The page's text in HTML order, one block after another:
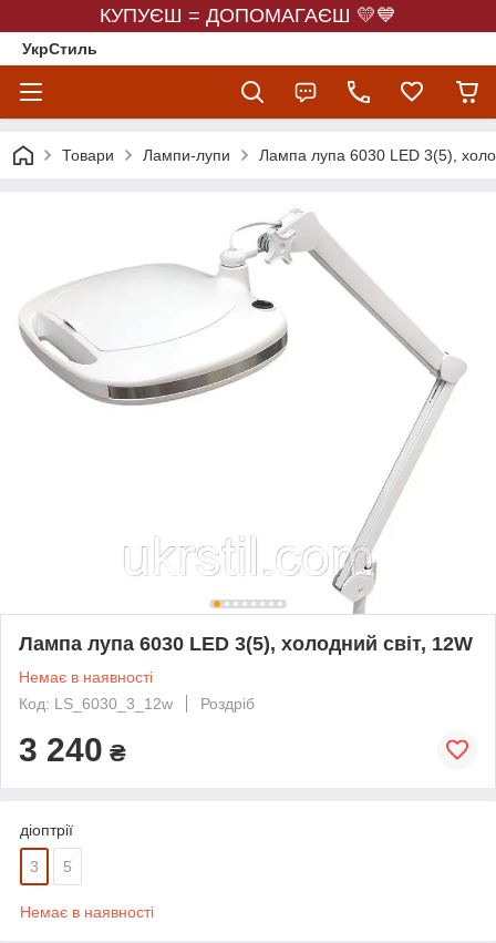
КУПУЄШ = ДОПОМАГАЄШ 💛💙
УкрСтиль
Товари Лампи-лупи Лампа лупа 6030 LED 3(5),
Лампа лупа 6030 LED 3(5), холодний світ, 12W
Немає в наявності
Код: LS_6030_3_12w
Роздріб
3 240 ₴
діоптрії
3 5
Немає в наявності